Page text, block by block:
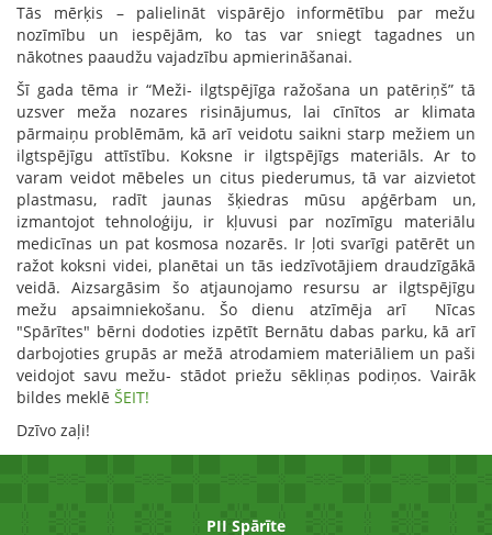
Tās mērķis – palielināt vispārējo informētību par mežu
nozīmību un iespējām, ko tas var sniegt tagadnes un
nākotnes paaudžu vajadzību apmierināšanai.
Šī gada tēma ir “Meži- ilgtspējīga ražošana un patēriņš” tā
uzsver meža nozares risinājumus, lai cīnītos ar klimata
pārmaiņu problēmām, kā arī veidotu saikni starp mežiem un
ilgtspējīgu attīstību. Koksne ir ilgtspējīgs materiāls. Ar to
varam veidot mēbeles un citus piederumus, tā var aizvietot
plastmasu, radīt jaunas šķiedras mūsu apģērbam un,
izmantojot tehnoloģiju, ir kļuvusi par nozīmīgu materiālu
medicīnas un pat kosmosa nozarēs. Ir ļoti svarīgi patērēt un
ražot koksni videi, planētai un tās iedzīvotājiem draudzīgākā
veidā. Aizsargāsim šo atjaunojamo resursu ar ilgtspējīgu
mežu apsaimniekošanu. Šo dienu atzīmēja arī Nīcas
"Spārītes" bērni dodoties izpētīt Bernātu dabas parku, kā arī
darbojoties grupās ar mežā atrodamiem materiāliem un paši
veidojot savu mežu- stādot priežu sēkliņas podiņos. Vairāk
bildes meklē ŠEIT!
Dzīvo zaļi!
PII Spārīte